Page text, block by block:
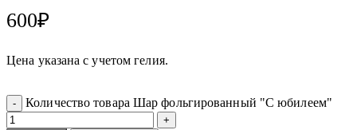
600₽
Цена указана с учетом гелия.
Количество товара Шар фольгированный "С юбилеем"